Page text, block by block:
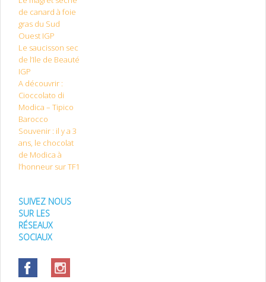
de canard à foie
gras du Sud
Ouest IGP
Le saucisson sec
de l’Ile de Beauté
IGP
A découvrir :
Cioccolato di
Modica – Tipico
Barocco
Souvenir : il y a 3
ans, le chocolat
de Modica à
l’honneur sur TF1
SUIVEZ NOUS
SUR LES
RÉSEAUX
SOCIAUX